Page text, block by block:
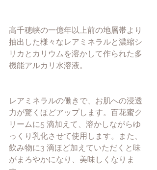
高千穂峡の一億年以上前の地層帯より
抽出した様々なレアミネラルと濃縮シ
リカとカリウムを溶かして作られた多
機能アルカリ水溶液。
レアミネラルの働きで、お肌への浸透
力が驚くほどアップします。百花蜜ク
リームに5 滴加えて、溶かしながらゆ
っくり乳化させて使用します。また、
飲み物に3 滴ほど加えていただくと味
がまろやかになり、美味しくなりま